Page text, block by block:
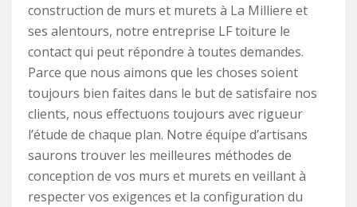
construction de murs et murets à La Milliere et
ses alentours, notre entreprise LF toiture le
contact qui peut répondre à toutes demandes.
Parce que nous aimons que les choses soient
toujours bien faites dans le but de satisfaire nos
clients, nous effectuons toujours avec rigueur
l’étude de chaque plan. Notre équipe d’artisans
saurons trouver les meilleures méthodes de
conception de vos murs et murets en veillant à
respecter vos exigences et la configuration du